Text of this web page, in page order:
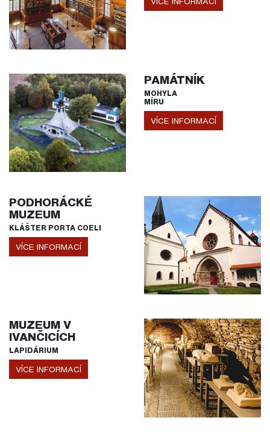
PAMÁTNÍK
MOHYLA
MÍRU
VÍCE INFORMACÍ
PODHORÁCKÉ
MUZEUM
KLÁŠTER PORTA COELI
VÍCE INFORMACÍ
MUZEUM V
IVANČICÍCH
LAPIDÁRIUM
VÍCE INFORMACÍ